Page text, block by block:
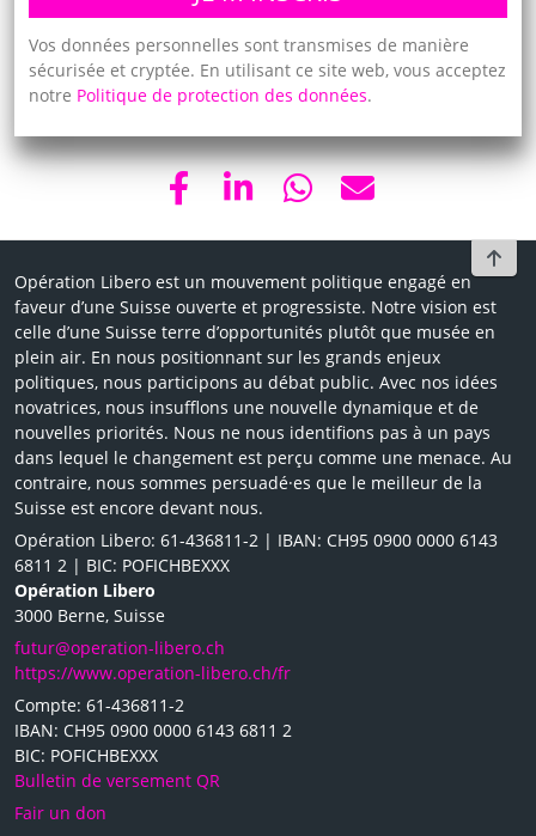
Vos données personnelles sont transmises de manière
sécurisée et cryptée. En utilisant ce site web, vous acceptez
notre Politique de protection des données.
Opération Libero est un mouvement politique engagé en
faveur d’une Suisse ouverte et progressiste. Notre vision est
celle d’une Suisse terre d’opportunités plutôt que musée en
plein air. En nous positionnant sur les grands enjeux
politiques, nous participons au débat public. Avec nos idées
novatrices, nous insufflons une nouvelle dynamique et de
nouvelles priorités. Nous ne nous identifions pas à un pays
dans lequel le changement est perçu comme une menace. Au
contraire, nous sommes persuadé·es que le meilleur de la
Suisse est encore devant nous.
Opération Libero: 61-436811-2 | IBAN: CH95 0900 0000 6143
6811 2 | BIC: POFICHBEXXX
Opération Libero
3000 Berne, Suisse
futur@operation-libero.ch
https://www.operation-libero.ch/fr
Compte: 61-436811-2
IBAN: CH95 0900 0000 6143 6811 2
BIC: POFICHBEXXX
Bulletin de versement QR
Fair un don
To